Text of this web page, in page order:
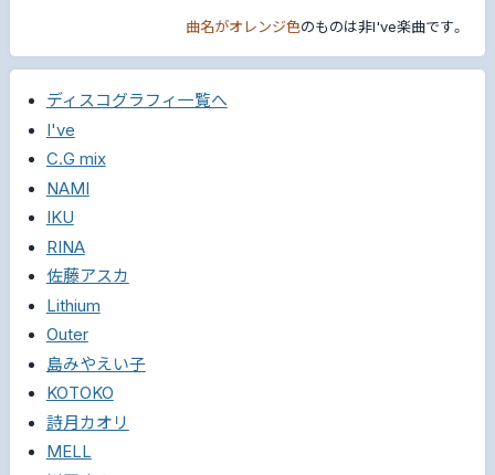
曲名がオレンジ色のものは非I've楽曲です。
ディスコグラフィ一覧へ
I've
C.G mix
NAMI
IKU
RINA
佐藤アスカ
Lithium
Outer
島みやえい子
KOTOKO
詩月カオリ
MELL